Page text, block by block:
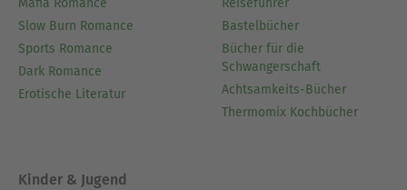
Mafia Romance
Slow Burn Romance
Sports Romance
Dark Romance
Erotische Literatur
Reiseführer
Bastelbücher
Bücher für die
Schwangerschaft
Achtsamkeits-Bücher
Thermomix Kochbücher
Kinder & Jugend